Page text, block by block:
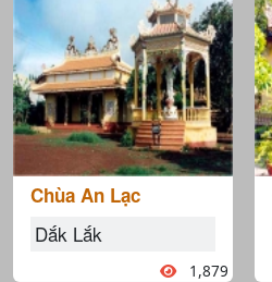
Chùa An Lạc
Dắk Lắk
1,879